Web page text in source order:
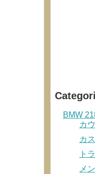
BMW
カ
カ
ト
メ